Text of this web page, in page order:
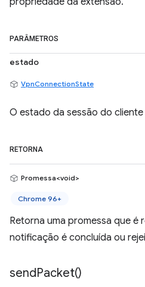
PARÂMETROS
estado
VpnConnectionState
O estado da sessão do cliente
RETORNA
Promessa<void>
Chrome 96+
Retorna uma promessa que é
notificação é concluída ou
sendPacket()